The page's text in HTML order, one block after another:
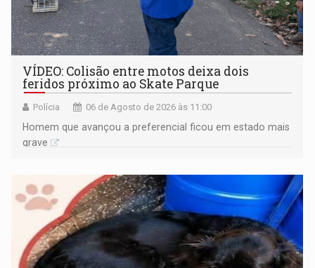
VÍDEO: Colisão entre motos deixa dois
feridos próximo ao Skate Parque
Polícia 06 de Agosto de 2026 às 11:00
Homem que avançou a preferencial ficou em estado mais
grave